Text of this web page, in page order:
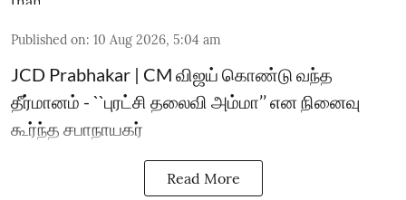
Published on: 10 Aug 2026, 5:04 am
JCD Prabhakar | CM விஜய் கொண்டு வந்த
தீர்மானம் - ``புரட்சி தலைவி அம்மா’’ என நினைவு
கூர்ந்த சபாநாயகர்
Read More